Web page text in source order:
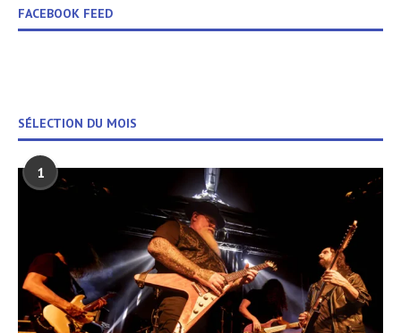
FACEBOOK FEED
SÉLECTION DU MOIS
1